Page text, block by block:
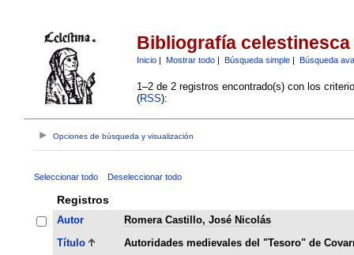
Bibliografía celestinesca
Inicio| Mostrar todo| Búsqueda simple| Búsqueda
1–2 de 2 registros encontrado(s) con los
(RSS):
Opciones de búsqueda y visualización
Seleccionar todo Deseleccionar todo
Registros
Autor
Romera Castillo, José Nicolás
Título
Autoridades medievales del "Tesoro" de